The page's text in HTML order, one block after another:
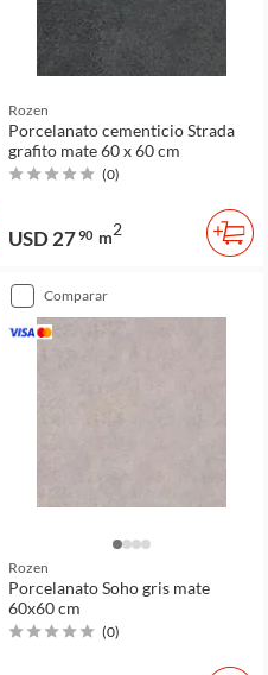
Rozen
Porcelanato cementicio Strada
grafito mate 60 x 60 cm
(0)
USD 2790 m2
comparar
Rozen
Porcelanato Soho gris mate
60x60 cm
(0)